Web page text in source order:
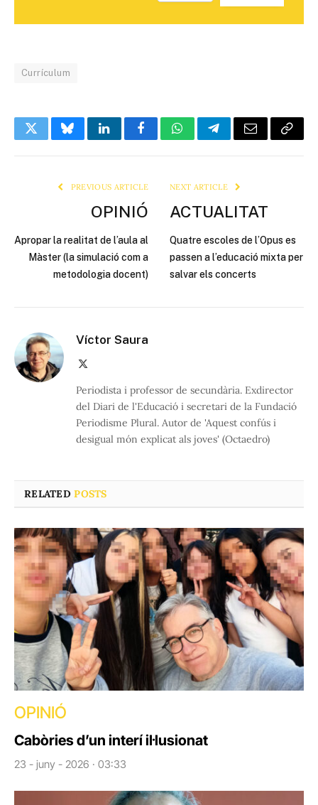
Currículum
TwitterBlueskyLinkedInFacebookWhatsAppTelegramEmail Copy
PREVIOUS ARTICLE
OPINIÓ
Apropar la realitat de l’aula al
Màster (la simulació com a
metodologia docent)
NEXT ARTICLE
ACTUALITAT
Quatre escoles de l’Opus es
passen a l’educació mixta per
salvar els concerts
Víctor Saura
Periodista i professor de secundària. Exdirector
del Diari de l'Educació i secretari de la Fundació
Periodisme Plural. Autor de 'Aquest confús i
desigual món explicat als joves' (Octaedro)
RELATEDPOSTS
OPINIÓ
Cabòries d’un interí il·lusionat
23 - juny - 2026 · 03:33